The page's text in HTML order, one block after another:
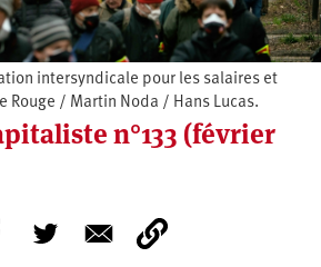
intersyndicale pour les salaires et
Rouge / Martin Noda / Hans Lucas.
n°133 (février